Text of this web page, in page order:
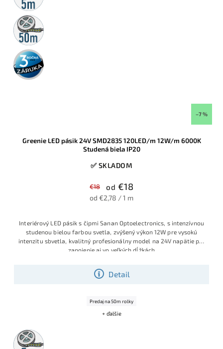
50m
rolka
3 roky
záruka
–7 %
Greenie LED pásik 24V SMD2835 120LED/m 12W/m 6000K
Studená biela IP20
✅ SKLADOM
€18 od €18
od €2,78 / 1 m
Detail
Interiérový LED pásik s čipmi Sanan Optoelectronics, s intenzívnou
studenou bielou farbou svetla, zvýšený výkon 12W pre vysokú
intenzitu sbvetla, kvalitný profesionálny model na 24V napätie pre
zapojenie aj vo veľkých dĺžkách
Predaj na 50m rolky
+ ďalšie
5m
rolka